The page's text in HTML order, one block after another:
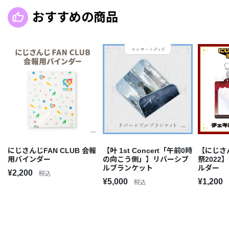
おすすめの商品
にじさんじFAN CLUB 会報
用バインダー
¥2,200 税込
【叶 1st Concert「午前0時
の向こう側」】リバーシブ
ルブランケット
¥5,000 税込
【にじ
祭2022
ルダー
¥1,200